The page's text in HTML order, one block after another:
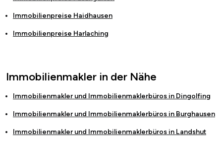
Immobilienpreise Haidhausen
Immobilienpreise Harlaching
Immobilienmakler in der Nähe
Immobilienmakler und Immobilienmaklerbüros in Dingolfing
Immobilienmakler und Immobilienmaklerbüros in Burghausen
Immobilienmakler und Immobilienmaklerbüros in Landshut